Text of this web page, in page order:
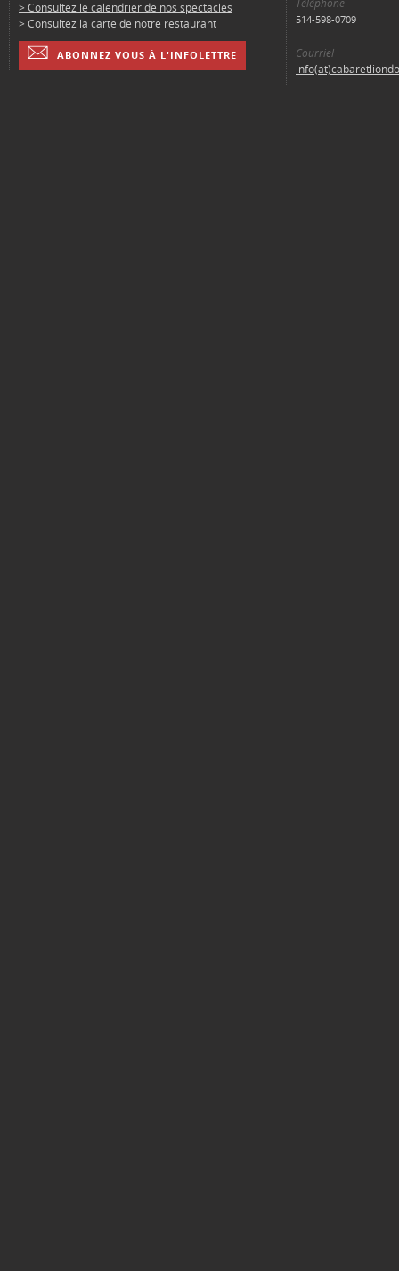
> Consultez le calendrier de nos spectacles
> Consultez la carte de notre restaurant
ABONNEZ VOUS À L'INFOLETTRE
Téléphone
514-598-0709
Courriel